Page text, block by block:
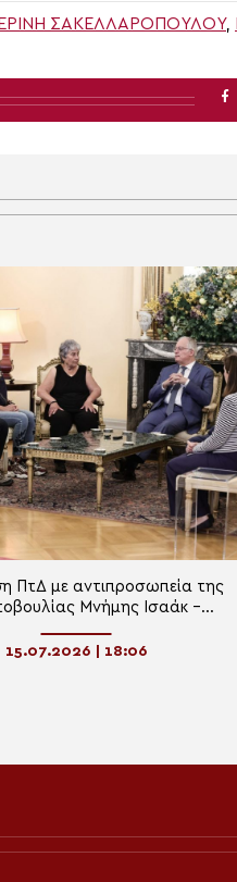
ΣΑΚΕΛΛΑΡΟΠΟΥΛΟΥ,
ΠτΔ με αντιπροσωπεία της
Μνήμης Ισαάκ –
15.07.2026 | 18:06